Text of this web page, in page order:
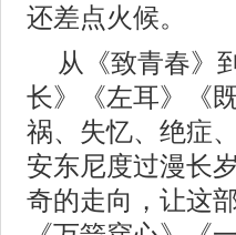
还差点火候。
从《致青春》
长》《左耳》《
祸、失忆、绝症
安东尼度过漫长
奇的走向，让这